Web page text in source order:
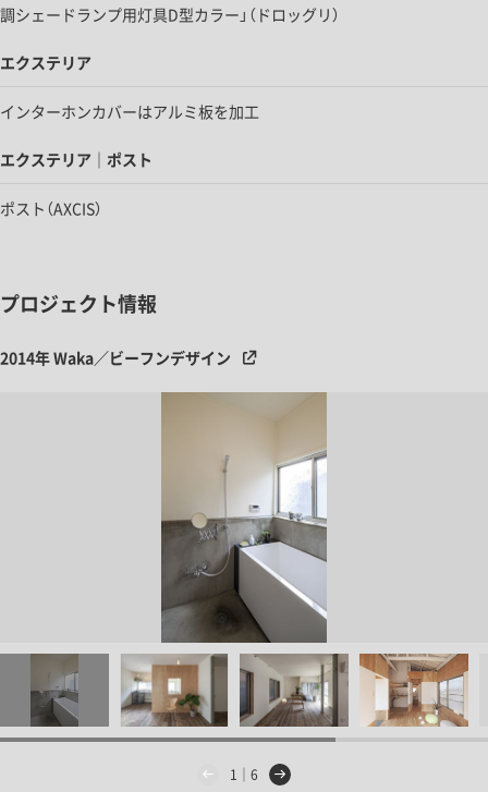
調シェードランプ用灯具D型カラー」（ドロッグリ）
エクステリア
インターホンカバーはアルミ板を加工
エクステリア｜ポスト
ポスト（AXCIS）
プロジェクト情報
2014年 Waka／ビーフンデザイン
1｜6